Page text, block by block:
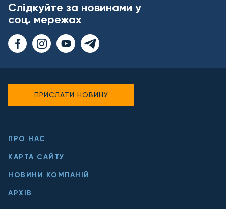
Слідкуйте за новинами у
соц. мережах
ПРО НАС
КАРТА САЙТУ
НОВИНИ КОМПАНІЙ
АРХІВ
ПРИСЛАТИ НОВИНУ